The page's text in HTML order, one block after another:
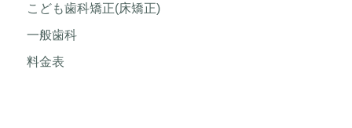
こども歯科矯正(床矯正)
一般歯科
料金表